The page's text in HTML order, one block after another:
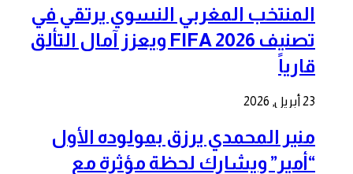
المنتخب المغربي النسوي يرتقي في
تصنيف FIFA 2026 ويعزز آمال التألق
قارياً
23 أبريل, 2026
منير المحمدي يرزق بمولوده الأول
“أمير” ويشارك لحظة مؤثرة مع